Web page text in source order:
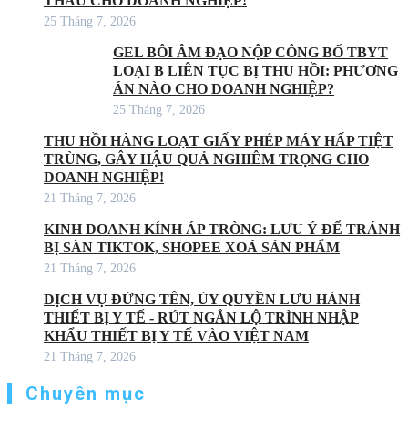
25 Tháng 7, 2026
GEL BÔI ÂM ĐẠO NỘP CÔNG BỐ TBYT
LOẠI B LIÊN TỤC BỊ THU HỒI: PHƯƠNG
ÁN NÀO CHO DOANH NGHIỆP?
25 Tháng 7, 2026
THU HỒI HÀNG LOẠT GIẤY PHÉP MÁY HẤP TIỆT
TRÙNG, GÂY HẬU QUẢ NGHIÊM TRỌNG CHO
DOANH NGHIỆP!
21 Tháng 7, 2026
KINH DOANH KÍNH ÁP TRÒNG: LƯU Ý ĐỂ TRÁNH
BỊ SÀN TIKTOK, SHOPEE XOÁ SẢN PHẨM
21 Tháng 7, 2026
DỊCH VỤ ĐỨNG TÊN, ỦY QUYỀN LƯU HÀNH
THIẾT BỊ Y TẾ - RÚT NGẮN LỘ TRÌNH NHẬP
KHẨU THIẾT BỊ Y TẾ VÀO VIỆT NAM
21 Tháng 7, 2026
Chuyên mục